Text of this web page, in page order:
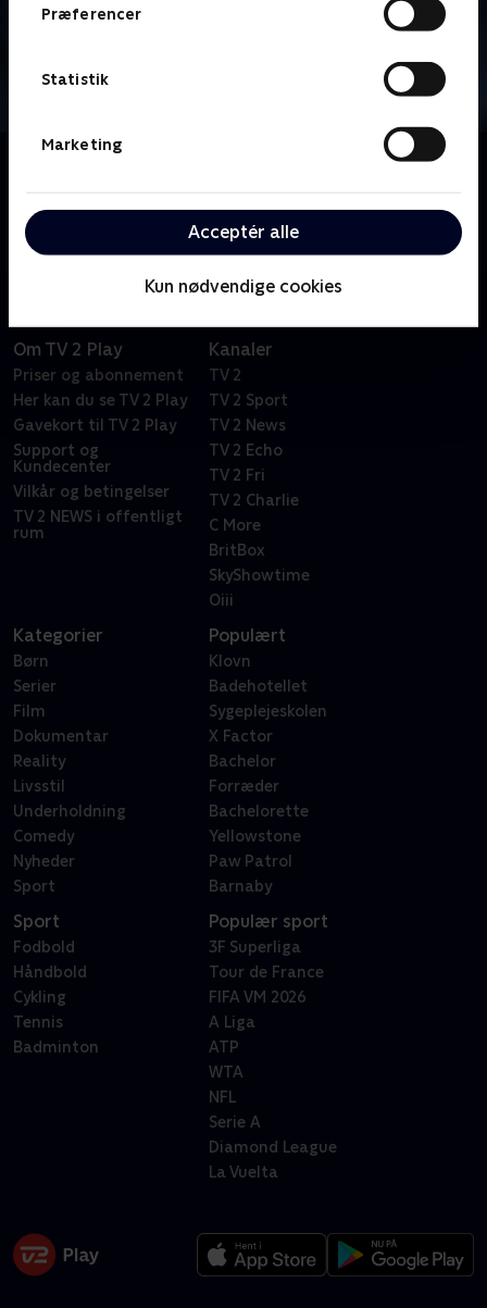
Præferencer
Statistik
Marketing
Acceptér alle
Kun nødvendige cookies
skøjteløbernes sprintdisciplin bliver kørt til vinter-OL
i Milano Cortina.
Om TV 2 Play
Priser og abonnement
Her kan du se TV 2 Play
Gavekort til TV 2 Play
Support og
Kundecenter
Vilkår og betingelser
TV 2 NEWS i offentligt
rum
Kanaler
TV 2
TV 2 Sport
TV 2 News
TV 2 Echo
TV 2 Fri
TV 2 Charlie
C More
BritBox
SkyShowtime
Oiii
Kategorier
Børn
Serier
Film
Dokumentar
Reality
Livsstil
Underholdning
Comedy
Nyheder
Sport
Populært
Klovn
Badehotellet
Sygeplejeskolen
X Factor
Bachelor
Forræder
Bachelorette
Yellowstone
Paw Patrol
Barnaby
Sport
Fodbold
Håndbold
Cykling
Tennis
Badminton
Populær sport
3F Superliga
Tour de France
FIFA VM 2026
A Liga
ATP
WTA
NFL
Serie A
Diamond League
La Vuelta